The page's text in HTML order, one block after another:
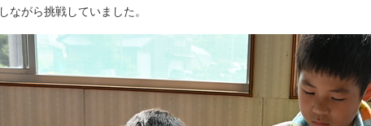
ながら挑戦していました。